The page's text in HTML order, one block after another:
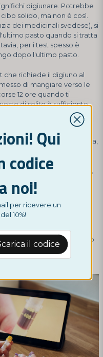
digiunare. Potrebbe
solido, ma non è così.
dei medicinali svedese), si
pasto quando si tratta
per i test spesso è
dopo l'ultimo pasto.
che richiede il digiuno al
di mangiare verso le
12 ore quando ti
di solito è sufficiente.
il digiuno
È possibile bere acqua,
bibite, poiché queste
del test. Anche una
i livelli di insulina,
Tuttavia, bere acqua
di liquidi nelle vene,
prima di un test che
il test o consultare un
essere il caso che ciò
del test, ma non vale la
Qui
codice
noi!
per ricevere un
10%!
il codice